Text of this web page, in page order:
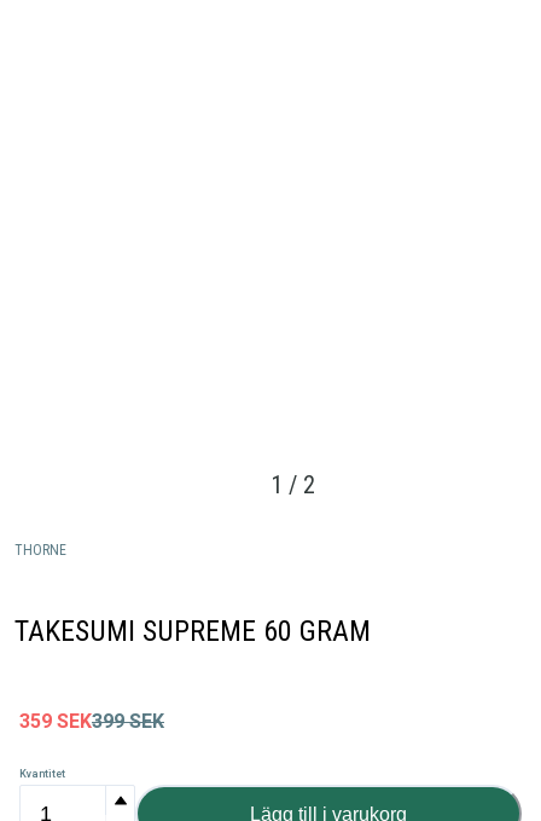
1 / 2
THORNE
TAKESUMI SUPREME 60 GRAM
359 SEK399 SEK
Kvantitet
Lägg till i varukorg